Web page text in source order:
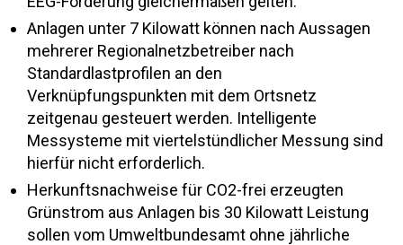
Anlagen unter 7 Kilowatt können nach Aussagen
mehrerer Regionalnetzbetreiber nach
Standardlastprofilen an den
Verknüpfungspunkten mit dem Ortsnetz
zeitgenau gesteuert werden. Intelligente
Messysteme mit viertelstündlicher Messung sind
hierfür nicht erforderlich.
Herkunftsnachweise für CO2-frei erzeugten
Grünstrom aus Anlagen bis 30 Kilowatt Leistung
sollen vom Umweltbundesamt ohne jährliche